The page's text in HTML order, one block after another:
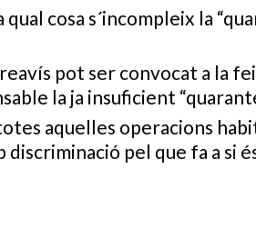
cosa s´incompleix la
pot ser convocat a la
la ja insuficient
aquelles operacions
discriminació pel que fa a si